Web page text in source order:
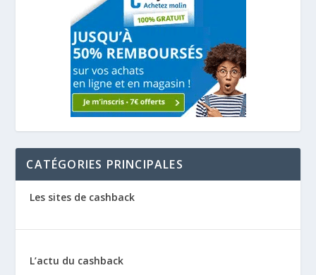
CATÉGORIES PRINCIPALES
Les sites de cashback
L’actu du cashback